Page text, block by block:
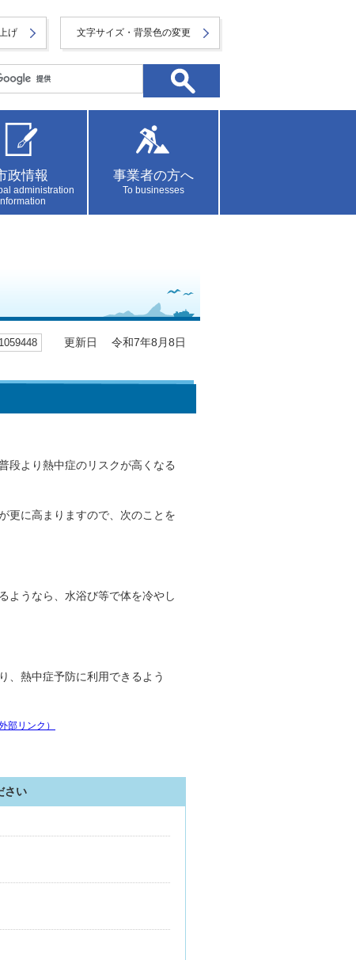
げ 文字サイズ・背景色の変更
政情報
administration
事業者の方へ
To businesses
更新日 令和7年8月8日
段より熱中症のリスクが高くなる
更に高まりますので、次のことを
ようなら、水浴び等で体を冷やし
、熱中症予防に利用できるよう
部リンク）
さい